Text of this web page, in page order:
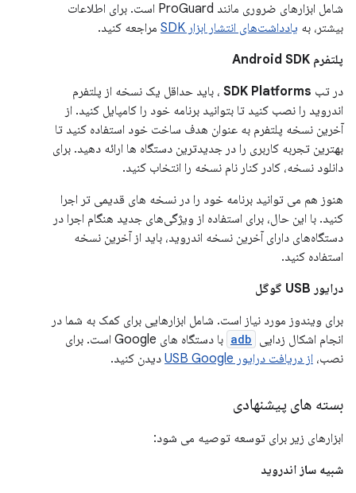
شامل ابزارهای ضروری مانند ProGuard است. برای اطلاعات
بیشتر، به یادداشت‌های انتشار ابزار SDK
مراجعه کنید.
پلتفرم Android SDK
در تب SDK Platforms ، باید حداقل یک نسخه از پلتفرم
اندروید را نصب کنید تا بتوانید برنامه خود را کامپایل کنید. از
آخرین نسخه پلتفرم به عنوان هدف ساخت خود استفاده کنید تا
بهترین تجربه کاربری را در جدیدترین دستگاه ها ارائه دهید. برای
دانلود نسخه، کادر کنار نام نسخه را انتخاب کنید.
هنوز هم می توانید برنامه خود را در نسخه های قدیمی تر اجرا
کنید. با این حال، برای استفاده از ویژگی‌های جدید هنگام اجرا در
دستگاه‌های دارای آخرین نسخه اندروید، باید از آخرین نسخه
استفاده کنید.
درایور USB گوگل
برای ویندوز مورد نیاز است. شامل ابزارهایی برای کمک به شما در
انجام اشکال زدایی adb
با دستگاه های Google است. برای
نصب، از دریافت درایور USB Google دیدن کنید.
بسته های پیشنهادی
ابزارهای زیر برای توسعه توصیه می شود:
شبیه ساز اندروید